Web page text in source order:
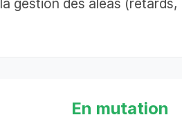
gestion des aléas (retards,
En mutation